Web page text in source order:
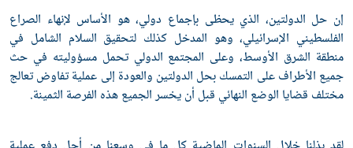
إن حل الدولتين، الذي يحظى بإجماع دولي، هو الأساس لإنهاء الصراع
الفلسطيني الإسرائيلي، وهو المدخل كذلك لتحقيق السلام الشامل في
منطقة الشرق الأوسط، وعلى المجتمع الدولي تحمل مسؤوليته في حث
جميع الأطراف على التمسك بحل الدولتين والعودة إلى عملية تفاوض تعالج
مختلف قضايا الوضع النهائي قبل أن يخسر الجميع هذه الفرصة الثمينة.